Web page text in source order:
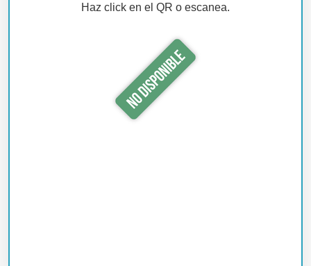
Haz click en el QR o escanea.